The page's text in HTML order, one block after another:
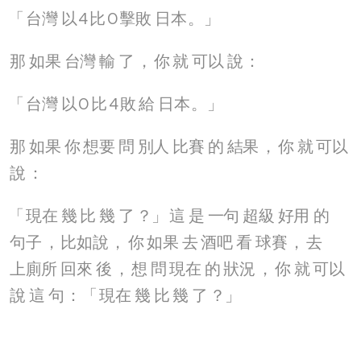
「 台灣 以4 比0擊敗 日本。」
那 如果 台灣輸 了 ， 你就可以說 ：
「 台灣 以0 比4敗給 日本。」
那 如果 你想要 問 別人 比賽 的 結果 ， 你就可以
說 ：
「現在 幾 比 幾 了 ？」 這 是 一句 超級 好用 的
句子 ， 比如說 ， 你如果 去酒吧看 球賽 ， 去
上廁所 回來 後 ， 想 問 現在 的狀況 ， 你就可以
說 這 句 ：「現在 幾 比 幾 了 ？」